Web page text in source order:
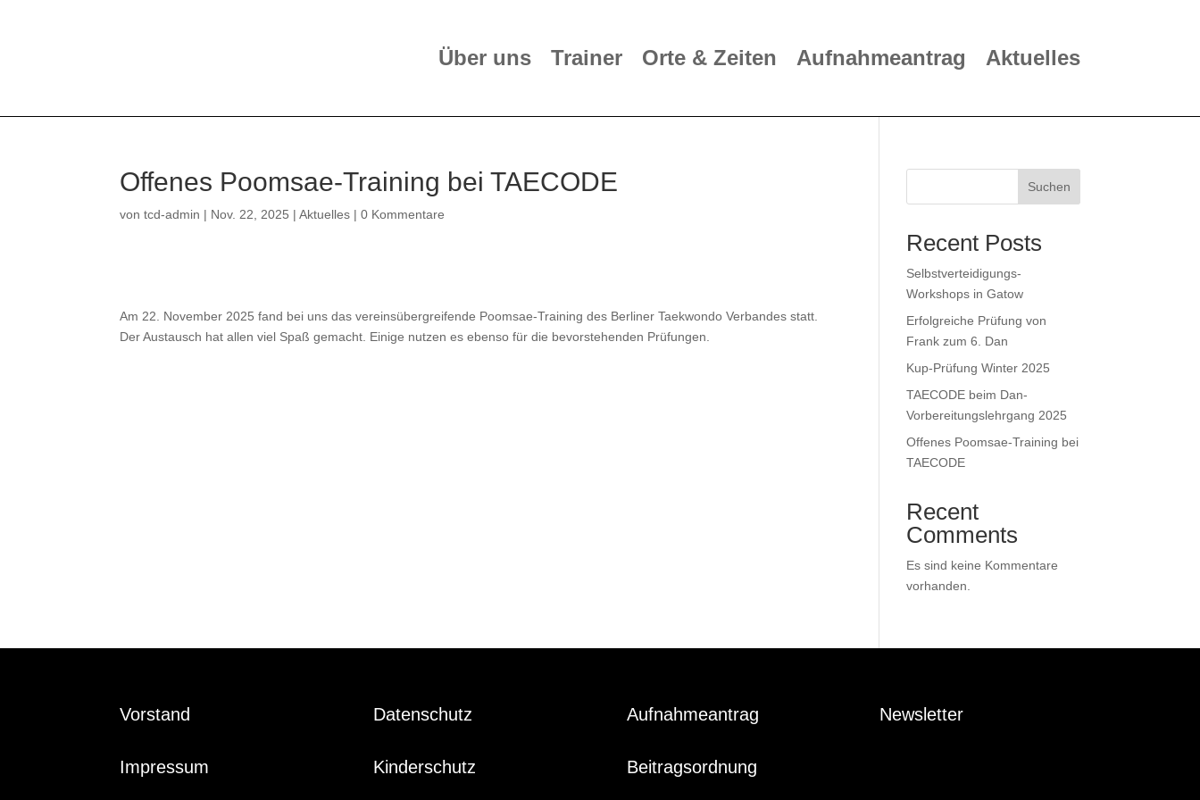
Über uns Trainer Orte & Zeiten Aufnahmeantrag Aktuelles
Offenes Poomsae-Training bei TAECODE
vontcd-admin | Nov. 22, 2025 |Aktuelles |0 Kommentare
Am 22. November 2025 fand bei uns das vereinsübergreifende Poomsae-Training des Berliner Taekwondo Verbandes statt.
Der Austausch hat allen viel Spaß gemacht. Einige nutzen es ebenso für die bevorstehenden Prüfungen.
Suchen
Recent Posts
Selbstverteidigungs-
Workshops in Gatow
Erfolgreiche Prüfung von
Frank zum 6. Dan
Kup-Prüfung Winter 2025
TAECODE beim Dan-
Vorbereitungslehrgang 2025
Offenes Poomsae-Training bei
TAECODE
Recent
Comments
Es sind keine Kommentare
vorhanden.
Vorstand
Impressum
Datenschutz
Kinderschutz
Aufnahmeantrag
Beitragsordnung
Newsletter